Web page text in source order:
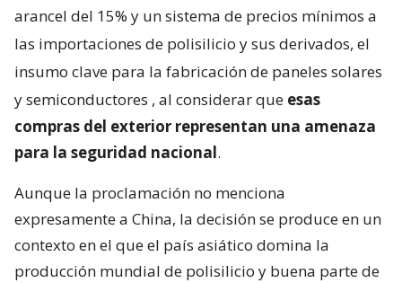
arancel del 15% y un sistema de precios mínimos a
las importaciones de polisilicio y sus derivados, el
insumo clave para la fabricación de paneles solares
y semiconductores , al considerar que esas
compras del exterior representan una amenaza
para la seguridad nacional.
Aunque la proclamación no menciona
expresamente a China, la decisión se produce en un
contexto en el que el país asiático domina la
producción mundial de polisilicio y buena parte de